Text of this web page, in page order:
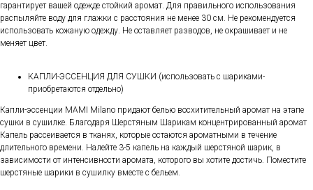
гарантирует вашей одежде стойкий аромат. Для правильного использования
распыляйте воду для глажки с расстояния не менее 30 см. Не рекомендуется
использовать кожаную одежду. Не оставляет разводов, не окрашивает и не
меняет цвет.
КАПЛИ-ЭССЕНЦИЯ ДЛЯ СУШКИ (использовать с шариками-
приобретаются отдельно)
Капли-эссенции MAMI Milano придают белью восхитительный аромат на этапе
сушки в сушилке. Благодаря Шерстяным Шарикам концентрированный аромат
Капель рассеивается в тканях, которые остаются ароматными в течение
длительного времени. Налейте 3-5 капель на каждый шерстяной шарик, в
зависимости от интенсивности аромата, которого вы хотите достичь. Поместите
шерстяные шарики в сушилку вместе с бельем.